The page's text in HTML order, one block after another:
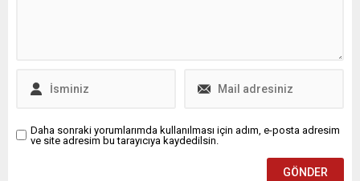
Daha sonraki yorumlarımda kullanılması için adım, e-posta adresim
ve site adresim bu tarayıcıya kaydedilsin.